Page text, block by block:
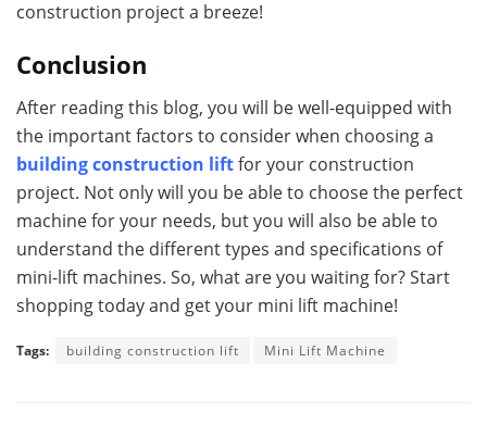
construction project a breeze!
Conclusion
After reading this blog, you will be well-equipped with
the important factors to consider when choosing a
building construction liftfor your construction
project. Not only will you be able to choose the perfect
machine for your needs, but you will also be able to
understand the different types and specifications of
mini-lift machines. So, what are you waiting for? Start
shopping today and get your mini lift machine!
Tags: building construction lift Mini Lift Machine